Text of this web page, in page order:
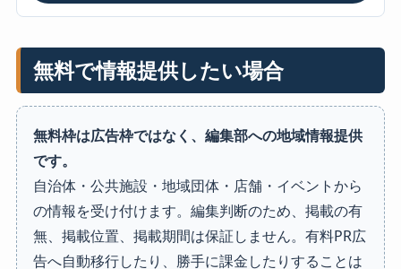
無料で情報提供したい場合
無料枠は広告枠ではなく、編集部への地域情報提供
です。
自治体・公共施設・地域団体・店舗・イベントから
の情報を受け付けます。編集判断のため、掲載の有
無、掲載位置、掲載期間は保証しません。有料PR広
告へ自動移行したり、勝手に課金したりすることは